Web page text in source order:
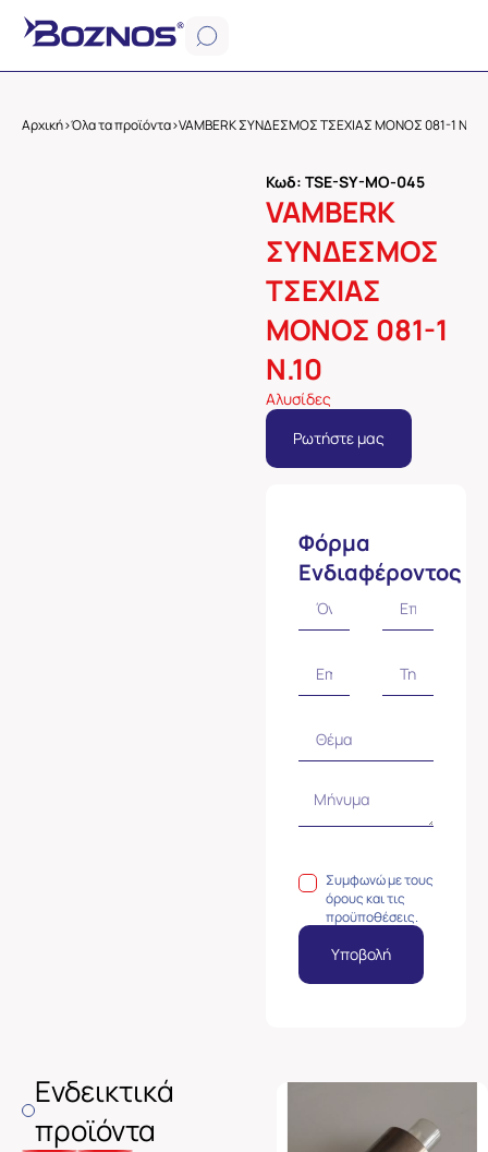
Αρχική>Όλα τα προϊόντα>VAMBERK ΣΥΝΔΕΣΜΟΣ ΤΣΕΧΙΑΣ ΜΟΝΟΣ 081-1 Ν.10
Κωδ: TSE-SY-MO-045
VAMBERK
ΣΥΝΔΕΣΜΟΣ
ΤΣΕΧΙΑΣ
ΜΟΝΟΣ 081-1
Ν.10
Αλυσίδες
Ρωτήστε μας
Φόρμα
Ενδιαφέροντος
Συμφωνώ με τους
όρους και τις
προϋποθέσεις.
Υποβολή
Ενδεικτικά
προϊόντα